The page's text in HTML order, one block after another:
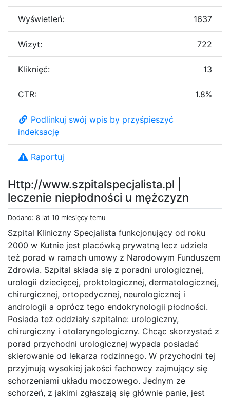
Http://www.szpitalspecjalista.pl |
leczenie niepłodności u mężczyzn
Dodano: 8 lat 10 miesięcy temu
Szpital Kliniczny Specjalista funkcjonujący od roku
2000 w Kutnie jest placówką prywatną lecz udziela
też porad w ramach umowy z Narodowym Funduszem
Zdrowia. Szpital składa się z poradni urologicznej,
urologii dziecięcej, proktologicznej, dermatologicznej,
chirurgicznej, ortopedycznej, neurologicznej i
andrologii a oprócz tego endokrynologii płodności.
Posiada też oddziały szpitalne: urologiczny,
chirurgiczny i otolaryngologiczny. Chcąc skorzystać z
porad przychodni urologicznej wypada posiadać
skierowanie od lekarza rodzinnego. W przychodni tej
przyjmują wysokiej jakości fachowcy zajmujący się
schorzeniami układu moczowego. Jednym ze
schorzeń, z jakimi zgłaszają się głównie panie, jest
Wyświetleń: 1637
Wizyt: 722
Kliknięć: 13
CTR: 1.8%
Podlinkuj swój wpis by przyśpieszyć
indeksację
Raportuj